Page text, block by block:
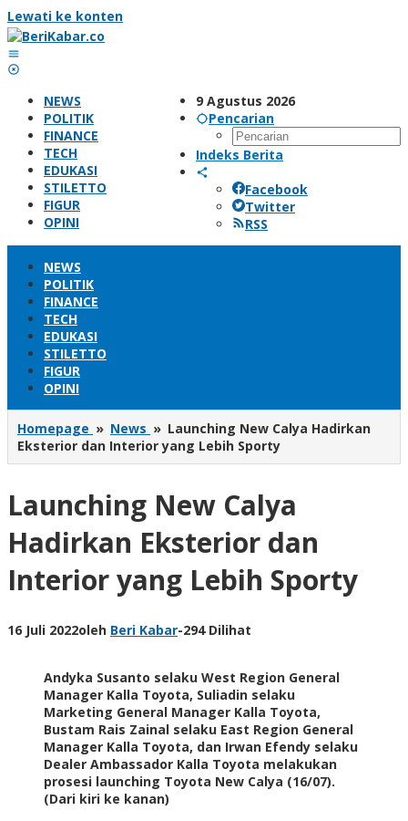
Lewati ke konten
9 Agustus 2026
Pencarian
Indeks Berita
Facebook
Twitter
RSS
NEWS
POLITIK
FINANCE
TECH
EDUKASI
STILETTO
FIGUR
OPINI
NEWS
POLITIK
FINANCE
TECH
EDUKASI
STILETTO
FIGUR
OPINI
Homepage » News » Launching New Calya Hadirkan
Eksterior dan Interior yang Lebih Sporty
Launching New Calya
Hadirkan Eksterior dan
Interior yang Lebih Sporty
16 Juli 2022oleh Beri Kabar-294 Dilihat
Andyka Susanto selaku West Region General
Manager Kalla Toyota, Suliadin selaku
Marketing General Manager Kalla Toyota,
Bustam Rais Zainal selaku East Region General
Manager Kalla Toyota, dan Irwan Efendy selaku
Dealer Ambassador Kalla Toyota melakukan
prosesi launching Toyota New Calya (16/07).
(Dari kiri ke kanan)